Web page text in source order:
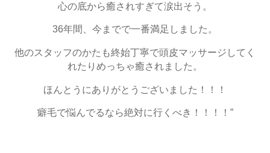
心の底から癒されすぎて涙出そう。
36年間、今までで一番満足しました。
他のスタッフのかたも終始丁寧で頭皮マッサージしてく
れたりめっちゃ癒されました。
ほんとうにありがとうございました！！！
癖毛で悩んでるなら絶対に行くべき！！！！”